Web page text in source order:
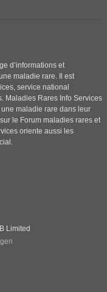
d’informations et
maladie rare. Il est
service national
Maladies Rares Info Services
maladie rare dans leur
le Forum maladies rares et
oriente aussi les
Limited